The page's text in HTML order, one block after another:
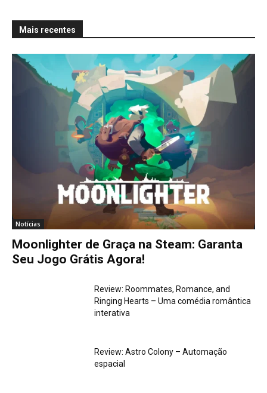
Mais recentes
Notícias
Moonlighter de Graça na Steam: Garanta
Seu Jogo Grátis Agora!
Review: Roommates, Romance, and
Ringing Hearts – Uma comédia romântica
interativa
Review: Astro Colony – Automação
espacial